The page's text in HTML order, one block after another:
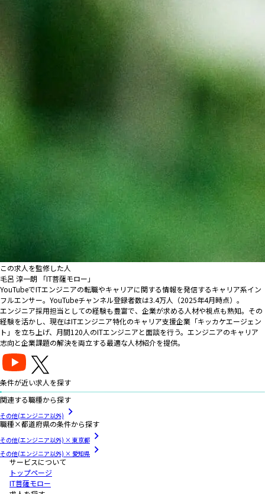
この求人を監修した人
毛呂 淳一朗 「IT菩薩モロー」
YouTubeでITエンジニアの転職やキャリアに関する情報を発信するキャリア系イン
フルエンサー。YouTubeチャンネル登録者数は3.4万人（2025年4月時点）。
エンジニア採用担当としての経験も豊富で、企業が求める人材や視点も熟知。その
経験を活かし、現在はITエンジニア特化のキャリア支援企業「キッカケエージェン
ト」を立ち上げ、月間120人のITエンジニアと面談を行う。エンジニアのキャリア
志向と企業課題の解決を両立する最適な人材紹介を提供。
条件が近い求人を探す
関連する職種から探す
その他(エンジニア以外)
職種×都道府県の条件から探す
その他(エンジニア以外) × 東京都
その他(エンジニア以外) × 愛知県
サービスについて
トップページ
IT菩薩モロー